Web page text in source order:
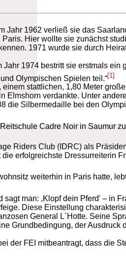
Jahr 1962 verließ sie das
Hier wollte sie zunächst
1971 wurde sie durch
1974 bestritt sie erstmals ein
Olympischen Spielen teil.“[1]
stattlichen, 1,80 Meter
Elmshorn verdankte. Unter
die Silbermedaille bei den
Cadre Noir in Saumur
Riders Club (IDRC) als
erfolgreichste Dressurreiterin
weiterhin in Paris hatte,
man: ,Klopf dein Pferd' – in
Diese Einstellung
General L´Hotte. Seine
Grundbedingung, der Ausdruck
der FEI mitbeantragt, dass die